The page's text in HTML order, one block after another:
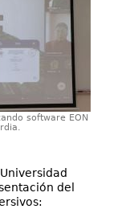
software EON
del